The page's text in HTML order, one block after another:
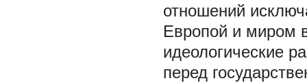
отношений
Европой и миром
идеологические
перед